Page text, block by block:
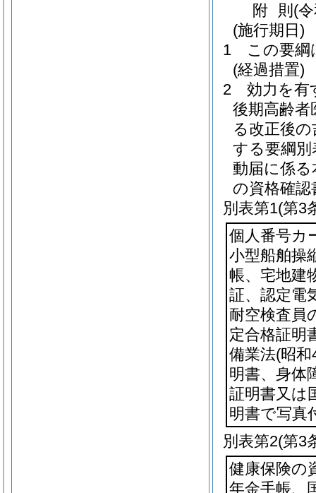
附 則 (
(施行期日)
1
この要綱
(経過措置)
2
効力を有
後期高齢者
る改正後
する要綱
動届に係
の資格確
別表第1(第3
個人番号カ
小型船舶操
帳、宅地建
証、認定電
耐空検査員
定合格証明
備業法(昭和
明書、身体
証明書又は
明書で写真
別表第2(第3
健康保険の
年金手帳、